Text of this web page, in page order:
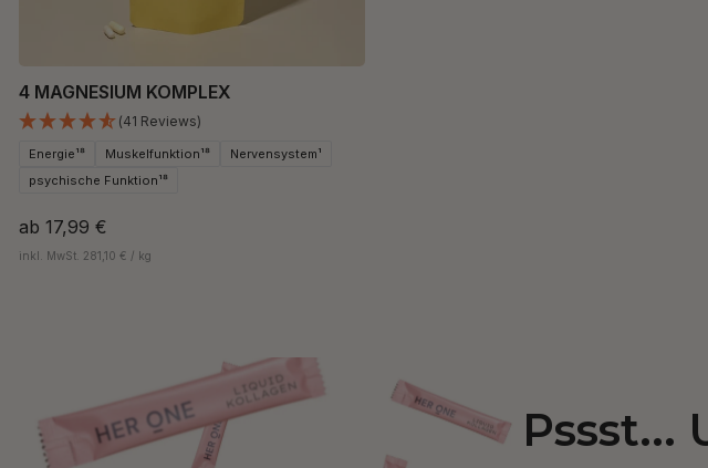
4 MAGNESIUM KOMPLEX
(41 Reviews)
Energie¹⁸ Muskelfunktion¹⁸
Nervensystem¹
psychische Funktion¹⁸
ab 17,99 €
inkl. MwSt. 281,10 € / kg
Pssst...